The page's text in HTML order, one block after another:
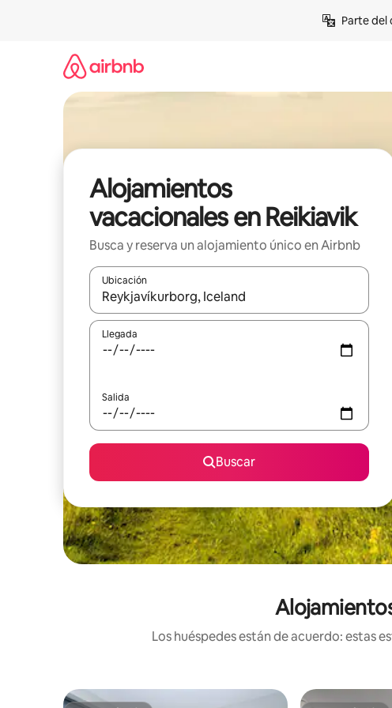
Parte
Alojamientos
vacacionales en Reikiavik
Busca y reserva un alojamiento único en Airbnb
Ubicación
Cuando los resultados estén disponibles, podrás
Llegada
Salida
Buscar
Los huéspedes están de acuerdo: estas